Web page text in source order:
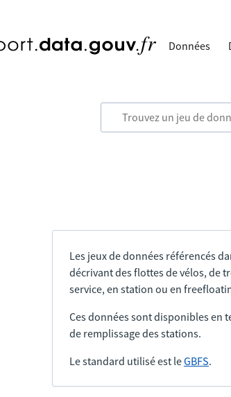
Données
Les jeux de données référencés
décrivant des flottes de vélos, de
service, en station ou en
Ces données sont disponibles en
de remplissage des stations.
Le standard utilisé est leGBFS.